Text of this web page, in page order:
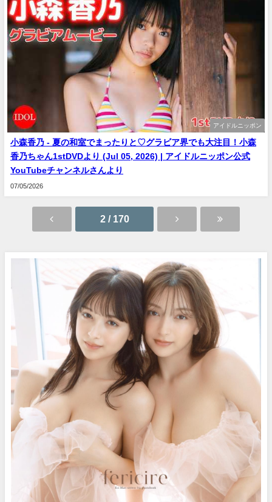
アイドルニッポン
小森香乃 - 夏の和室でまったりと♡グラビア界でも大注目！小森
香乃ちゃん1stDVDより (Jul 05, 2026) | アイドルニッポン公式
YouTubeチャンネルさんより
07/05/2026
2 / 170